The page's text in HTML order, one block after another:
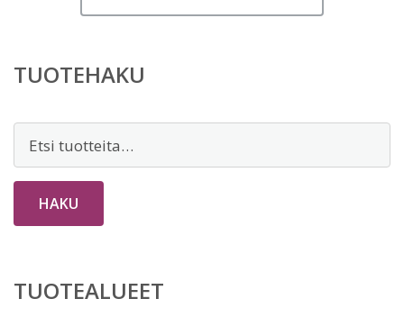
TUOTEHAKU
Etsi:
HAKU
TUOTEALUEET